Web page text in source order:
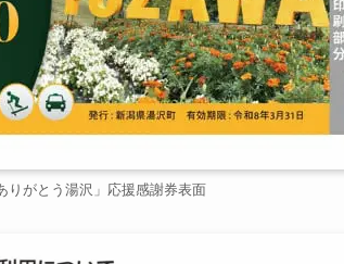
りがとう湯沢」応援感謝券表面